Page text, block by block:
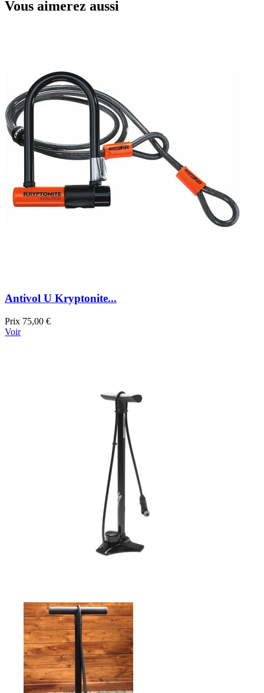
Vous aimerez aussi
Antivol U Kryptonite...
Prix 75,00 €
Voir